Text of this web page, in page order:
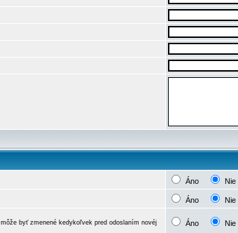
Áno Nie
Áno
Nie
byť zmenené kedykoľvek pred odoslaním novéj
Áno Nie